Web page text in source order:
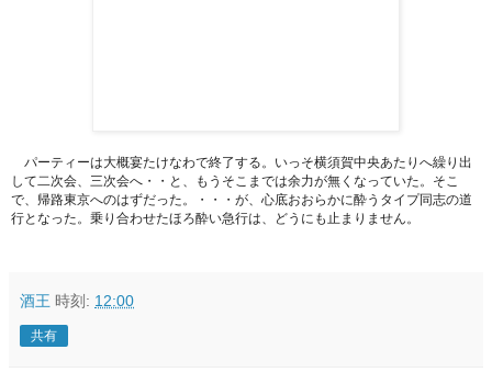
パーティーは大概宴たけなわで終了する。いっそ横須賀中央あたりへ繰り出
して二次会、三次会へ・・と、もうそこまでは余力が無くなっていた。そこ
で、帰路東京へのはずだった。・・・が、心底おおらかに酔うタイプ同志の道
行となった。乗り合わせたほろ酔い急行は、どうにも止まりません。
酒王 時刻: 12:00
共有